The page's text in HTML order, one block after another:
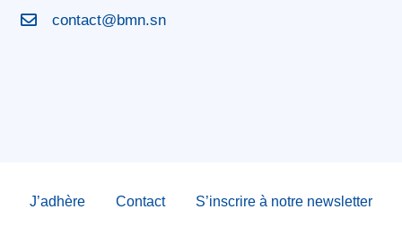
contact@bmn.sn
J’adhère Contact S’inscrire à notre newsletter